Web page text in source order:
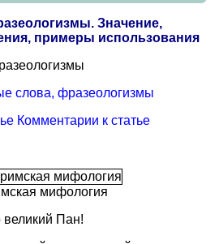
Значение,
примеры использования
слова, фразеологизмы
Комментарии к статье
мифология
Пан!